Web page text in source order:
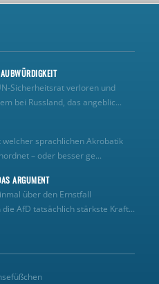
verloren und
bei Russland, das angeblic...
sprachlichen Akrobatik
– oder besser ge...
ARGUMENT
über den Ernstfall
AfD tatsächlich stärkste Kraft...